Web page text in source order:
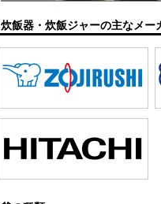
炊飯器・炊飯ジャーの主なメー